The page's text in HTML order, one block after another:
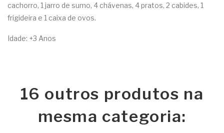
cachorro, 1 jarro de sumo, 4 chávenas, 4 pratos, 2 cabides, 1
frigideira e 1 caixa de ovos.
Idade: +3 Anos
16 outros produtos na
mesma categoria: